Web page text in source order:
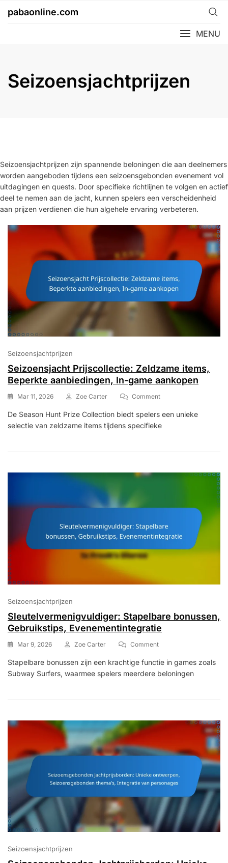
pabaonline.com
MENU
Seizoensjachtprijzen
Seizoensjachtprijzen zijn spannende beloningen die aan deelnemers
worden aangeboden tijdens een seizoensgebonden evenement vol
uitdagingen en quests. Door specifieke richtlijnen te volgen en actief
deel te nemen aan de jacht, kunnen spelers een verscheidenheid
aan prijzen verdienen die hun algehele ervaring verbeteren.
Seizoensjachtprijzen
Seizoensjacht Prijscollectie: Zeldzame items,
Beperkte aanbiedingen, In-game aankopen
Mar 11, 2026 Zoe Carter CommentOn
Prijscollectie:
Zeldzame
Aanbiedingen,
Game
De Season Hunt Prize Collection biedt spelers een unieke
selectie van zeldzame items tijdens specifieke
Seizoensjachtprijzen
Sleutelvermenigvuldiger: Stapelbare bonussen,
Gebruikstips, Evenementintegratie
Mar 9, 2026 Zoe Carter CommentOn
Stapelbare
Bonussen,
Stapelbare bonussen zijn een krachtige functie in games zoals
Subway Surfers, waarmee spelers meerdere beloningen
Seizoensjachtprijzen